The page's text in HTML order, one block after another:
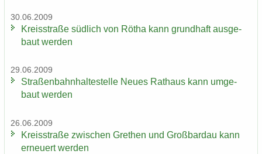
30.06.2009
Kreis­stra­ße süd­lich von Rötha kann grund­haft aus­ge­
baut wer­den
29.06.2009
Stra­ßen­bahn­hal­te­stel­le Neues Rat­haus kann um­ge­
baut wer­den
26.06.2009
Kreis­stra­ße zwi­schen Gre­then und Groß­bardau kann
er­neu­ert wer­den